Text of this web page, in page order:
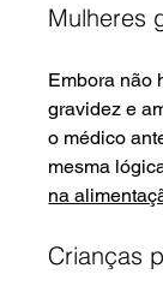
Mulheres
Embora não
gravidez e
o médico
mesma
na
Crianças